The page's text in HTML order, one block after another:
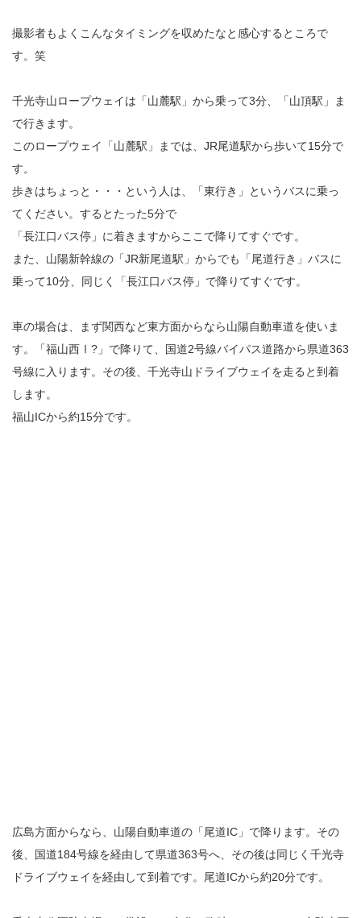
撮影者もよくこんなタイミングを収めたなと感心するところで
す。笑
千光寺山ロープウェイは「山麓駅」から乗って3分、「山頂駅」ま
で行きます。
このロープウェイ「山麓駅」までは、JR尾道駅から歩いて15分で
す。
歩きはちょっと・・・という人は、「東行き」というバスに乗っ
てください。するとたった5分で
「長江口バス停」に着きますからここで降りてすぐです。
また、山陽新幹線の「JR新尾道駅」からでも「尾道行き」バスに
乗って10分、同じく「長江口バス停」で降りてすぐです。
車の場合は、まず関西など東方面からなら山陽自動車道を使いま
す。「福山西Ⅰ?」で降りて、国道2号線バイパス道路から県道363
号線に入ります。その後、千光寺山ドライブウェイを走ると到着
します。
福山ICから約15分です。
広島方面からなら、山陽自動車道の「尾道IC」で降ります。その
後、国道184号線を経由して県道363号へ、その後は同じく千光寺
ドライブウェイを経由して到着です。尾道ICから約20分です。